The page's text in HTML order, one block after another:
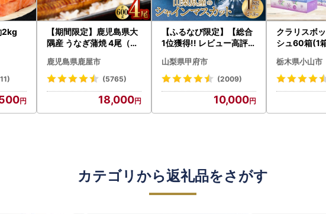
2kg
【期間限定】鹿児島県大
隅産 うなぎ蒲焼 4尾（60
cp18 うなぎ 鰻 魚 惣菜 総
菜
鹿児島県鹿屋市
(5765)
18,000
【ふるなび限定】【総合
1位獲得!! レビュー高評価
〉山梨県産 シャインマス
カット 2～3房（1.0kg以
N-Limited-SP
山梨県甲府市
(2009)
10,000
クラリスボ
シュ60箱(1
ト)【配送不
・沖縄県】
栃木県小山市
カテゴリから返礼品をさがす